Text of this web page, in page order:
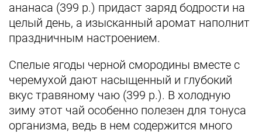
ананаса (399 р.) придаст заряд бодрости на
целый день, а изысканный аромат наполнит
праздничным настроением.
Спелые ягоды черной смородины вместе с
черемухой дают насыщенный и глубокий
вкус травяному чаю (399 р.). В холодную
зиму этот чай особенно полезен для тонуса
организма, ведь в нем содержится много